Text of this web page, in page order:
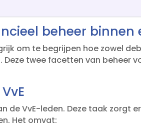
beheer binnen
om te begrijpen hoe zowel
twee facetten van beheer
de VvE-leden.​ Deze taak zorgt
Het omvat: